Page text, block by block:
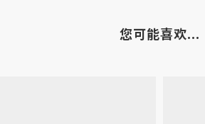
您可能喜欢...